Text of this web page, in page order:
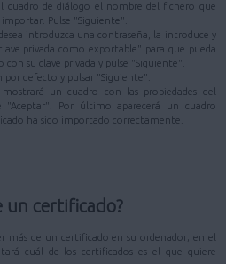
cuadro de diálogo el nombre del fichero que
Pulse "Siguiente".
introduzca una contraseña, la introduce y
privada como exportable" para que pueda
su clave privada y pulse "Siguiente".
defecto y pulsar "Siguiente".
un cuadro con las propiedades del
"Aceptar". Por último aparecerá un cuadro
ha sido importado correctamente.
un certificado?
más de un certificado en su ordenador; en el
cuál de los certificados es el que quiere